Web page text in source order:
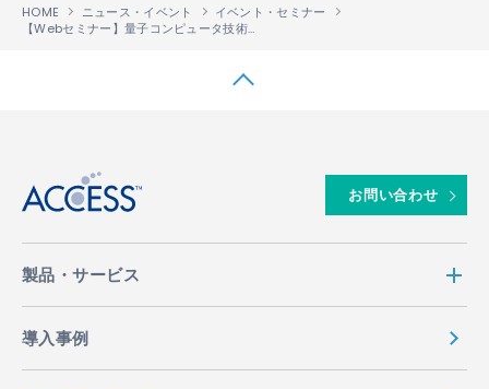
HOME ニュース・イベント
イベント・セミナー
【Webセミナー】量子コンピュータ技術×位置情報技術で業界DXを実現する
お問い合わせ
製品・サービス
導入事例